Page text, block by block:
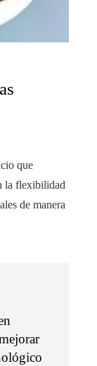
que
la flexibilidad
de manera